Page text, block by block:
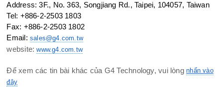
Address: 3F., No. 363, Songjiang Rd., Taipei, 104057, Taiwan
Tel: +886-2-2503 1803
Fax: +886-2-2503 1802
Email: sales@g4.com.tw
website:www.g4.com.tw
Để xem các tin bài khác của G4 Technology, vui lòngnhấn vào
đây